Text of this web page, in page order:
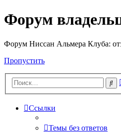
Форум
Форум Ниссан Альмера Клуба:
Пропустить
Ссылки
Темы без ответов